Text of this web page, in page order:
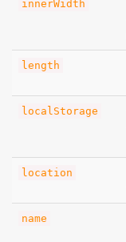
innerWidth
length
localStorage
location
name